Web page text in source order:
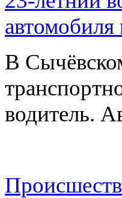
В
водитель.